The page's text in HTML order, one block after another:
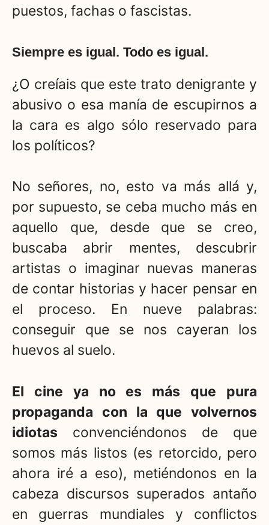
puestos, fachas o fascistas.
Siempre es igual. Todo es igual.
¿O creíais que este trato denigrante y
abusivo o esa manía de escupirnos a
la cara es algo sólo reservado para
los políticos?
No señores, no, esto va más allá y,
por supuesto, se ceba mucho más en
aquello que, desde que se creo,
buscaba abrir mentes, descubrir
artistas o imaginar nuevas maneras
de contar historias y hacer pensar en
el proceso. En nueve palabras:
conseguir que se nos cayeran los
huevos al suelo.
El cine ya no es más que pura
propaganda con la que volvernos
idiotas convenciéndonos de que
somos más listos (es retorcido, pero
ahora iré a eso), metiéndonos en la
cabeza discursos superados antaño
en guerras mundiales y conflictos